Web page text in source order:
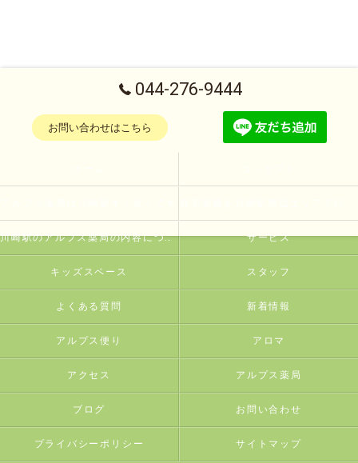
044-276-9444
お問い合わせはこちら
川崎駅のアルプス薬局の内容について サービス
キッズスペース スタッフ
よくある質問 新着情報
アルプス便り アロマ
アクセス アルプス薬局
ブログ お問い合わせ
プライバシーポリシー サイトマップ